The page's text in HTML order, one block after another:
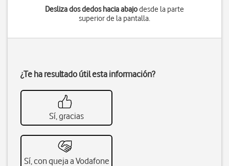
Desliza dos dedos hacia abajodesde la parte
superior de la pantalla.
¿Te ha resultado útil esta información?
Sí, gracias
Sí, con queja a Vodafone